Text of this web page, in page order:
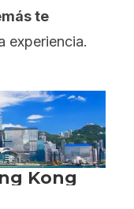
te
experiencia.